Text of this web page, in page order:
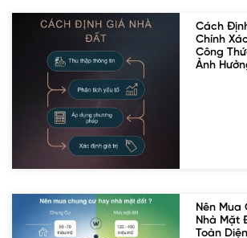
Cách
Chính
Công
Ảnh
Nên Mua
Nhà Mặt
Toàn